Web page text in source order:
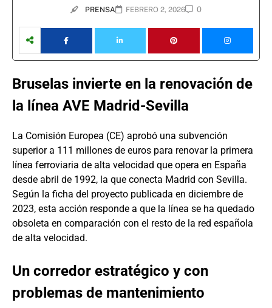
PRENSA FEBRERO 2, 2026 0
Bruselas invierte en la renovación de
la línea AVE Madrid-Sevilla
La Comisión Europea (CE) aprobó una subvención
superior a 111 millones de euros para renovar la primera
línea ferroviaria de alta velocidad que opera en España
desde abril de 1992, la que conecta Madrid con Sevilla.
Según la ficha del proyecto publicada en diciembre de
2023, esta acción responde a que la línea se ha quedado
obsoleta en comparación con el resto de la red española
de alta velocidad.
Un corredor estratégico y con
problemas de mantenimiento